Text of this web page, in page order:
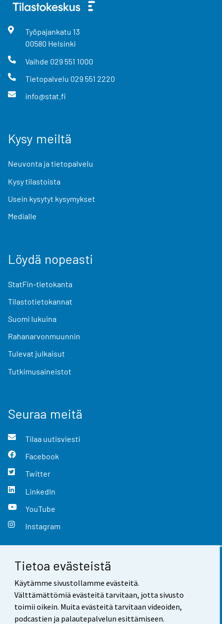
Tietoa evästeistä
Käytämme sivustollamme evästeitä.
Välttämättömiä evästeitä tarvitaan, jotta sivusto
toimii oikein. Muita evästeitä tarvitaan videoiden,
podcastien ja palautepalvelun esittämiseen.
Työpajankatu 13
00580 Helsinki
Vaihde 029 551 1000
Tietopalvelu 029 551 2220
info@stat.fi
Kysy meiltä
Neuvonta ja tietopalvelu
Kysy tilastoista
Usein kysytyt kysymykset
Medialle
Löydä nopeasti
StatFin-tietokanta
Tilastotietokannat
Suomi lukuina
Rahanarvonmuunnin
Tulevat julkaisut
Tutkimusaineistot
Seuraa meitä
Tilaa uutisviesti
Facebook
Twitter
LinkedIn
YouTube
Instagram
Yhteystiedot
Palaute
Käyttöehdot